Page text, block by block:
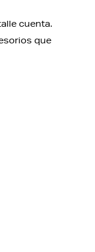
cuenta.
que